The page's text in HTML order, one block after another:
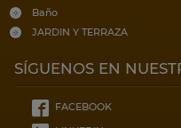
Baño
JARDIN Y TERRAZA
SÍGUENOS EN
FACEBOOK